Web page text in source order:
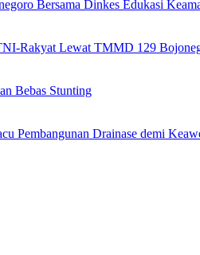
Bersama Dinkes Edukasi
Rakyat Lewat TMMD 129
Bebas Stunting
Pembangunan Drainase demi